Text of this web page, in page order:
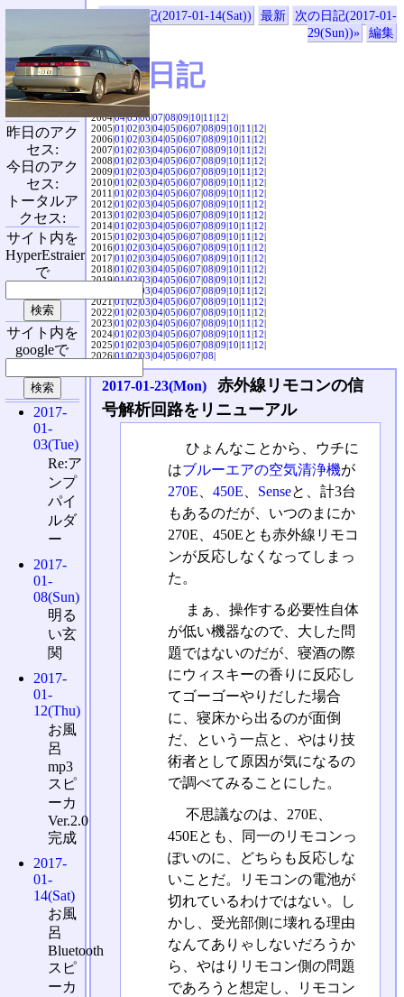
«前の日記(2017-01-14(Sat)) 最新
次の日記(2017-01-
29(Sun))»
編集
SVX日記
2004|04|05|06|07|08|09|10|11|12|
2005|01|02|03|04|05|06|07|08|09|10|11|12|
2006|01|02|03|04|05|06|07|08|09|10|11|12|
2007|01|02|03|04|05|06|07|08|09|10|11|12|
2008|01|02|03|04|05|06|07|08|09|10|11|12|
2009|01|02|03|04|05|06|07|08|09|10|11|12|
2010|01|02|03|04|05|06|07|08|09|10|11|12|
2011|01|02|03|04|05|06|07|08|09|10|11|12|
2012|01|02|03|04|05|06|07|08|09|10|11|12|
2013|01|02|03|04|05|06|07|08|09|10|11|12|
2014|01|02|03|04|05|06|07|08|09|10|11|12|
2015|01|02|03|04|05|06|07|08|09|10|11|12|
2016|01|02|03|04|05|06|07|08|09|10|11|12|
2017|01|02|03|04|05|06|07|08|09|10|11|12|
2018|01|02|03|04|05|06|07|08|09|10|11|12|
2019|01|02|03|04|05|06|07|08|09|10|11|12|
03|04|05|06|07|08|09|10|11|12|
2021|01|02|03|04|05|06|07|08|09|10|11|12|
2022|01|02|03|04|05|06|07|08|09|10|11|12|
2023|01|02|03|04|05|06|07|08|09|10|11|12|
2024|01|02|03|04|05|06|07|08|09|10|11|12|
2025|01|02|03|04|05|06|07|08|09|10|11|12|
2026|01|02|03|04|05|06|07|08|
2017-01-23(Mon)
赤外線リモコンの信
号解析回路をリニューアル
ひょんなことから、ウチに
はブルーエアの空気清浄機が
270E
450E Senseと、計3台
もあるのだが、いつのまにか
270E、450Eとも赤外線リモコ
ンが反応しなくなってしまっ
た。
まぁ、操作する必要性自体
が低い機器なので、大した問
題ではないのだが、寝酒の際
にウィスキーの香りに反応し
てゴーゴーやりだした場合
に、寝床から出るのが面倒
だ、という一点と、やはり技
術者として原因が気になるの
で調べてみることにした。
不思議なのは、270E、
450Eとも、同一のリモコンっ
ぽいのに、どちらも反応しな
いことだ。リモコンの電池が
切れているわけではない。し
かし、受光部側に壊れる理由
なんてありゃしないだろうか
ら、やはりリモコン側の問題
であろうと想定し、リモコン
昨日のアク
セス:
今日のアク
セス:
トータルア
クセス:
サイト内を
HyperEstraier
で
サイト内を
googleで
2017-
01-
03(Tue)
Re:ア
ンプ
パイ
ルダ
ー
2017-
01-
08(Sun)
明る
い玄
関
2017-
01-
12(Thu)
お風
呂
mp3
スピ
ーカ
Ver.2.0
完成
2017-
01-
14(Sat)
お風
呂
Bluetooth
スピ
ーカ